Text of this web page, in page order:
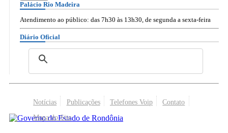
Palácio Rio Madeira
Atendimento ao público: das 7h30 às 13h30, de segunda a sexta-feira
Diário Oficial
Notícias Publicações Telefones Voip
Contato
Mapa do Site